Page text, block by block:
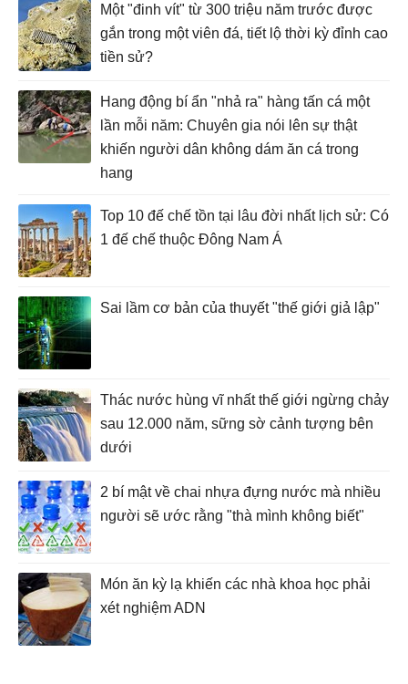
Một "đinh vít" từ 300 triệu năm trước được
gắn trong một viên đá, tiết lộ thời kỳ đỉnh cao
tiền sử?
Hang động bí ẩn "nhả ra" hàng tấn cá một
lần mỗi năm: Chuyên gia nói lên sự thật
khiến người dân không dám ăn cá trong
hang
Top 10 đế chế tồn tại lâu đời nhất lịch sử: Có
1 đế chế thuộc Đông Nam Á
Sai lầm cơ bản của thuyết "thế giới giả lập"
Thác nước hùng vĩ nhất thế giới ngừng chảy
sau 12.000 năm, sững sờ cảnh tượng bên
dưới
2 bí mật về chai nhựa đựng nước mà nhiều
người sẽ ước rằng "thà mình không biết"
Món ăn kỳ lạ khiến các nhà khoa học phải
xét nghiệm ADN